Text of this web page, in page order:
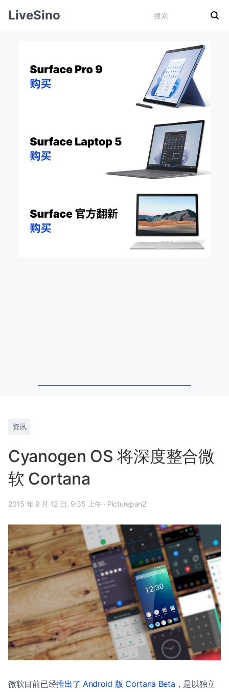
LiveSino
资讯
Cyanogen OS 将深度整合微
软 Cortana
2015 年 9 月 12 日, 9:35 上午 · Picturepan2
微软目前已经推出了 Android 版 Cortana Beta ，是以独立